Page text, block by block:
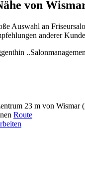
von
Auswahl an
anderer
23 m von Wismar
Route